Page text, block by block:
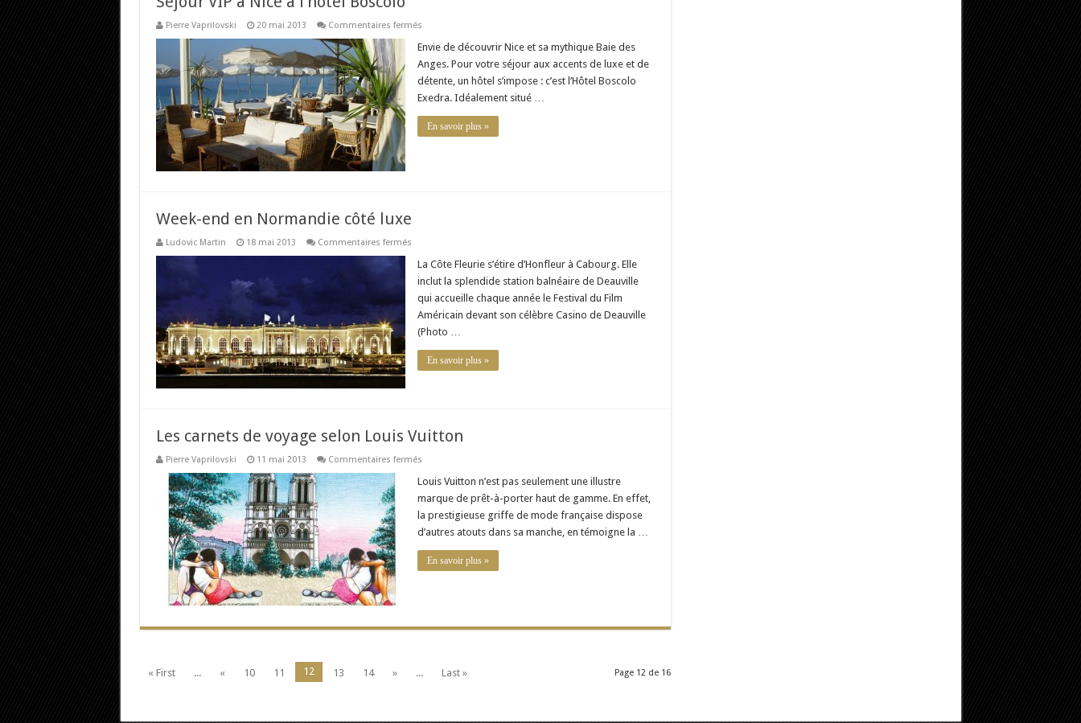
Pierre Vaprilovski 20 mai 2013 Commentaires ferméssur
VIP
Nice
à
l’hôtel
Boscolo
Envie de découvrir Nice et sa mythique Baie des
Anges. Pour votre séjour aux accents de luxe et de
détente, un hôtel s’impose : c’est l’Hôtel Boscolo
Exedra. Idéalement situé …
En savoir plus »
Week-end en Normandie côté luxe
Ludovic Martin 18 mai 2013 Commentaires ferméssur
end
Normandie
côté
luxe
La Côte Fleurie s’étire d’Honfleur à Cabourg. Elle
inclut la splendide station balnéaire de Deauville
qui accueille chaque année le Festival du Film
Américain devant son célèbre Casino de Deauville
(Photo …
En savoir plus »
Les carnets de voyage selon Louis Vuitton
Pierre Vaprilovski 11 mai 2013 Commentaires ferméssur
carnets
voyage
selon
Louis
Vuitton
Louis Vuitton n’est pas seulement une illustre
marque de prêt-à-porter haut de gamme. En effet,
la prestigieuse griffe de mode française dispose
d’autres atouts dans sa manche, en témoigne la …
En savoir plus »
Page 12 de 16
« First ... « 10 11 12 13 14 » ... Last »